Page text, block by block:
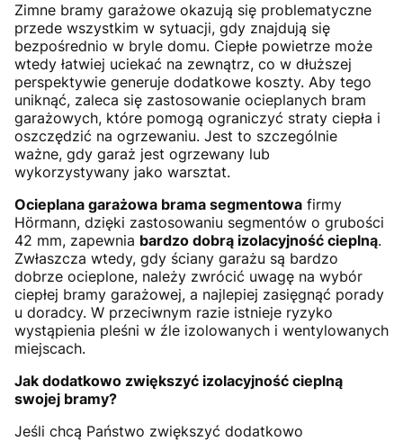
Zimne bramy garażowe okazują się problematyczne
przede wszystkim w sytuacji, gdy znajdują się
bezpośrednio w bryle domu. Ciepłe powietrze może
wtedy łatwiej uciekać na zewnątrz, co w dłuższej
perspektywie generuje dodatkowe koszty. Aby tego
uniknąć, zaleca się zastosowanie ocieplanych bram
garażowych, które pomogą ograniczyć straty ciepła i
oszczędzić na ogrzewaniu. Jest to szczególnie
ważne, gdy garaż jest ogrzewany lub
wykorzystywany jako warsztat.
Ocieplana garażowa brama segmentowa firmy
Hörmann, dzięki zastosowaniu segmentów o grubości
42 mm, zapewnia bardzo dobrą izolacyjność cieplną.
Zwłaszcza wtedy, gdy ściany garażu są bardzo
dobrze ocieplone, należy zwrócić uwagę na wybór
ciepłej bramy garażowej, a najlepiej zasięgnąć porady
u doradcy. W przeciwnym razie istnieje ryzyko
wystąpienia pleśni w źle izolowanych i wentylowanych
miejscach.
Jak dodatkowo zwiększyć izolacyjność cieplną
swojej bramy?
Jeśli chcą Państwo zwiększyć dodatkowo